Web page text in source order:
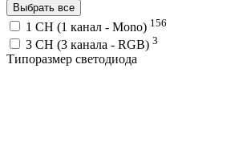
Выбрать все
1 CH (1 канал - Mono) 156
3 CH (3 канала - RGB) 3
Типоразмер светодиода